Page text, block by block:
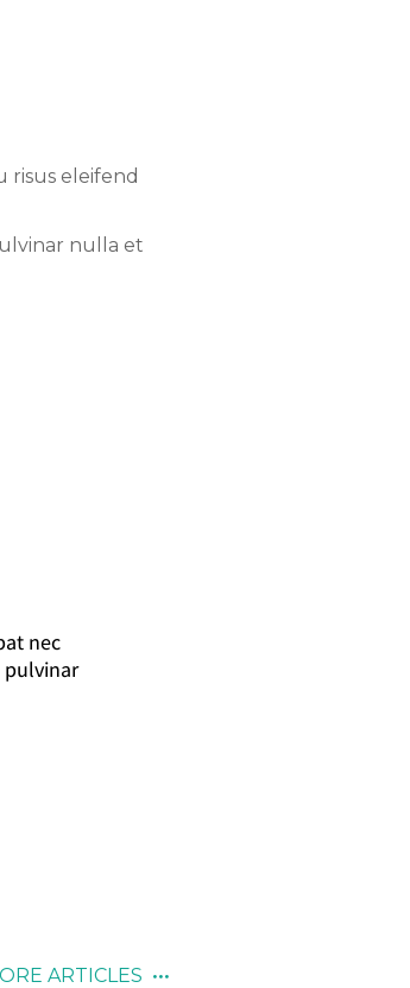
risus eleifend
nulla et
nec
ARTICLES